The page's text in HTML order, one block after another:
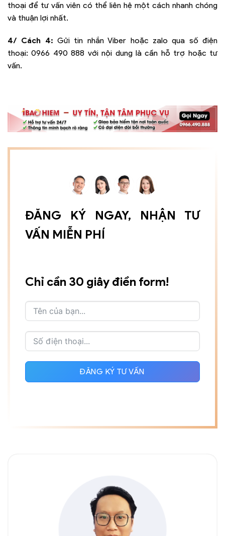
thoại để tư vấn viên có thể liên hệ một cách nhanh chóng
và thuận lợi nhất.
4/ Cách 4: Gửi tin nhắn Viber hoặc zalo qua số điện
thoại:0966 490 888 với nội dung là cần hỗ trợ hoặc tư
vấn.
ĐĂNG KÝ NGAY, NHẬN TƯ
VẤN MIỄN PHÍ
Chỉ cần 30 giây điền form!
ĐĂNG KÝ TƯ VẤN